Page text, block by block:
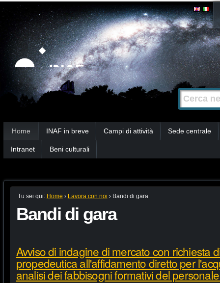
Strumenti
personali
Salta
contenuti.
|
Salta
alla
navigazione
Cerca nel
Ricerca
avanzata…
Home INAF in breve Campi di attività Sede centrale
Intranet Beni culturali
Tu sei qui: Home › Lavora con noi › Bandi di gara
Bandi di gara
Avviso di indagine di mercato con richiesta
propedeutica all'affidamento diretto per
analisi dei fabbisogni formativi del